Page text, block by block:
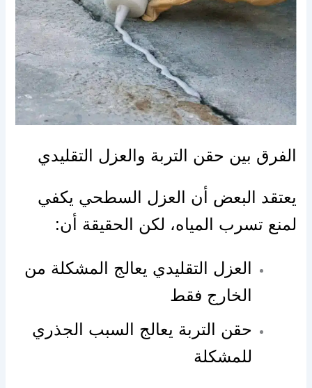
الفرق بين حقن التربة والعزل التقليدي
يعتقد البعض أن العزل السطحي يكفي
لمنع تسرب المياه، لكن الحقيقة أن:
العزل التقليدي يعالج المشكلة من
الخارج فقط
حقن التربة يعالج السبب الجذري
للمشكلة